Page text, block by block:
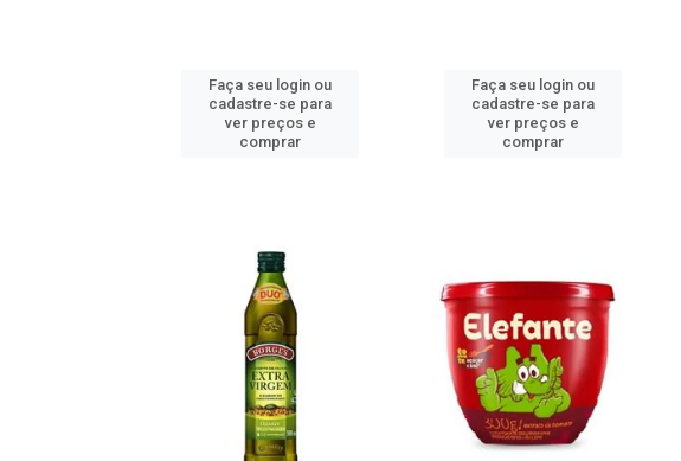
Faça seu login ou
cadastre-se para
ver preços e
comprar
Faça seu login ou
cadastre-se para
ver preços e
comprar